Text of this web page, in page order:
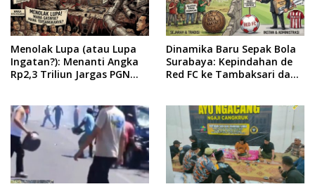
Menolak Lupa (atau Lupa
Ingatan?): Menanti Angka
Rp2,3 Triliun Jargas PGN
Dinamika Baru Sepak Bola
Surabaya: Kepindahan de
Red FC ke Tambaksari dan